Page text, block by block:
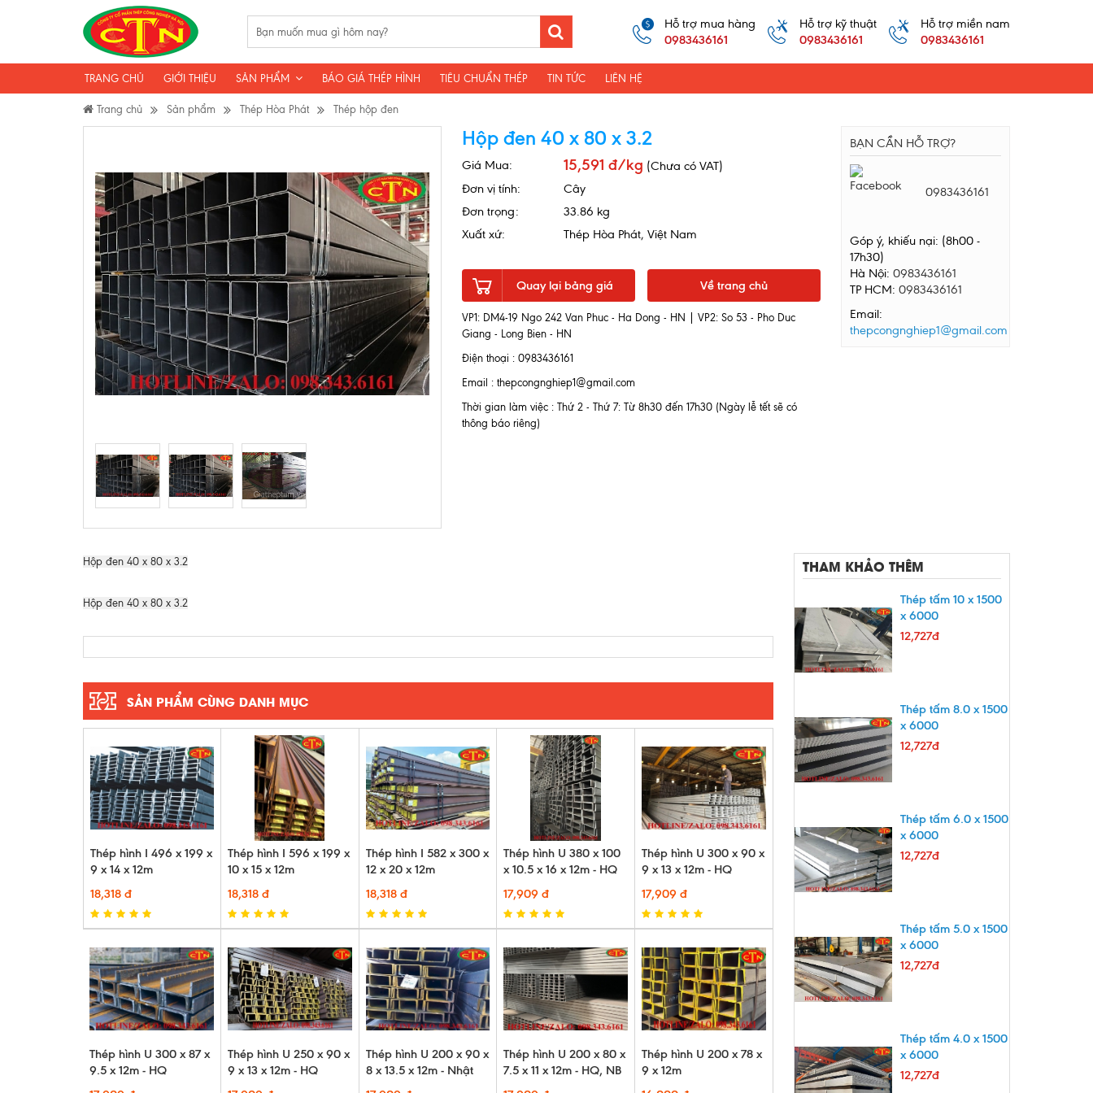
Hỗ trợ mua hàng
0983436161
Hỗ trợ kỹ thuật
0983436161
Hỗ trợ miền nam
0983436161
TRANG CHỦ GIỚI THIỆU SẢN PHẨM BÁO GIÁ THÉP HÌNH TIÊU CHUẨN THÉP TIN TỨC LIÊN HỆ
Trang chủ Sản phẩm Thép Hòa Phát Thép hộp đen
Hộp đen 40 x 80 x 3.2
Giá Mua: 15,591 đ/kg (Chưa có VAT)
Đơn vị tính:
Cây
Đơn trọng:
33.86 kg
Xuất xứ:
Thép Hòa Phát, Việt Nam
Quay lại bảng giá Về trang chủ
VP1: DM4-19 Ngo 242 Van Phuc - Ha Dong - HN | VP2: So 53 - Pho Duc
Giang - Long Bien - HN
Điện thoại : 0983436161
Email : thepcongnghiep1@gmail.com
Thời gian làm việc : Thứ 2 - Thứ 7: Từ 8h30 đến 17h30 (Ngày lễ tết sẽ có
thông báo riêng)
BẠN CẦN HỖ TRỢ?
0983436161
Góp ý, khiếu nại: (8h00 -
17h30)
Hà Nội: 0983436161
TP HCM: 0983436161
Email:
thepcongnghiep1@gmail.com
Hộp đen 40 x 80 x 3.2
Hộp đen 40 x 80 x 3.2
SẢN PHẨM CÙNG DANH MỤC
Thép hình I 496 x 199 x
9 x 14 x 12m
18,318 đ
Thép hình I 596 x 199 x
10 x 15 x 12m
18,318 đ
Thép hình I 582 x 300 x
12 x 20 x 12m
18,318 đ
Thép hình U 380 x 100
x 10.5 x 16 x 12m - HQ
17,909 đ
Thép hình U 300 x 90 x
9 x 13 x 12m - HQ
17,909 đ
Thép hình U 300 x 87 x
9.5 x 12m - HQ
Thép hình U 250 x 90 x
9 x 13 x 12m - HQ
Thép hình U 200 x 90 x
8 x 13.5 x 12m - Nhật
Thép hình U 200 x 80 x
7.5 x 11 x 12m - HQ, NB
Thép hình U 200 x 78 x
9 x 12m
THAM KHẢO THÊM
Thép tấm 10 x 1500
x 6000
12,727đ
Thép tấm 8.0 x 1500
x 6000
12,727đ
Thép tấm 6.0 x 1500
x 6000
12,727đ
Thép tấm 5.0 x 1500
x 6000
12,727đ
Thép tấm 4.0 x 1500
x 6000
12,727đ